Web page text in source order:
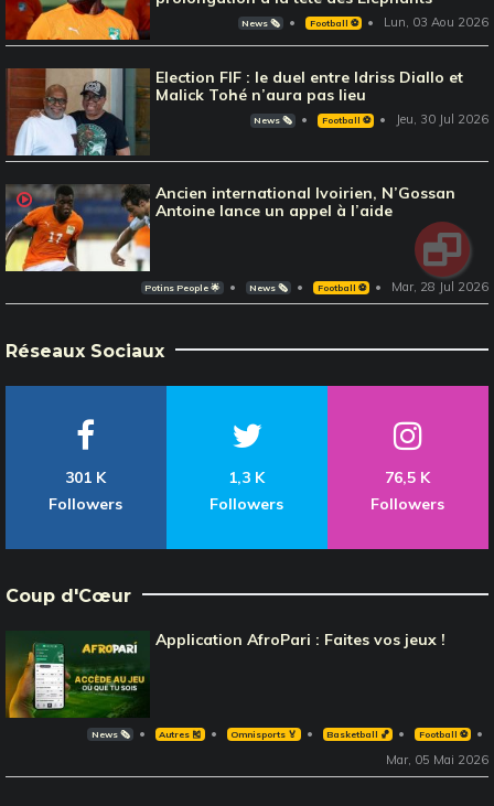
News 🗞️ Football ⚽️ Lun, 03 Aou 2026
Election FIF : le duel entre Idriss Diallo et
Malick Tohé n’aura pas lieu
News 🗞️ Football ⚽️ Jeu, 30 Jul 2026
Ancien international Ivoirien, N’Gossan
Antoine lance un appel à l’aide
Potins People 🌟 News 🗞️ Football ⚽️ Mar, 28 Jul 2026
Réseaux Sociaux
301 K
Followers
1,3 K
Followers
76,5 K
Followers
Coup d'Cœur
Application AfroPari : Faites vos jeux !
News 🗞️ Autres 🎽 Omnisports 🏅 Basketball 🏀 Football ⚽️
Mar, 05 Mai 2026